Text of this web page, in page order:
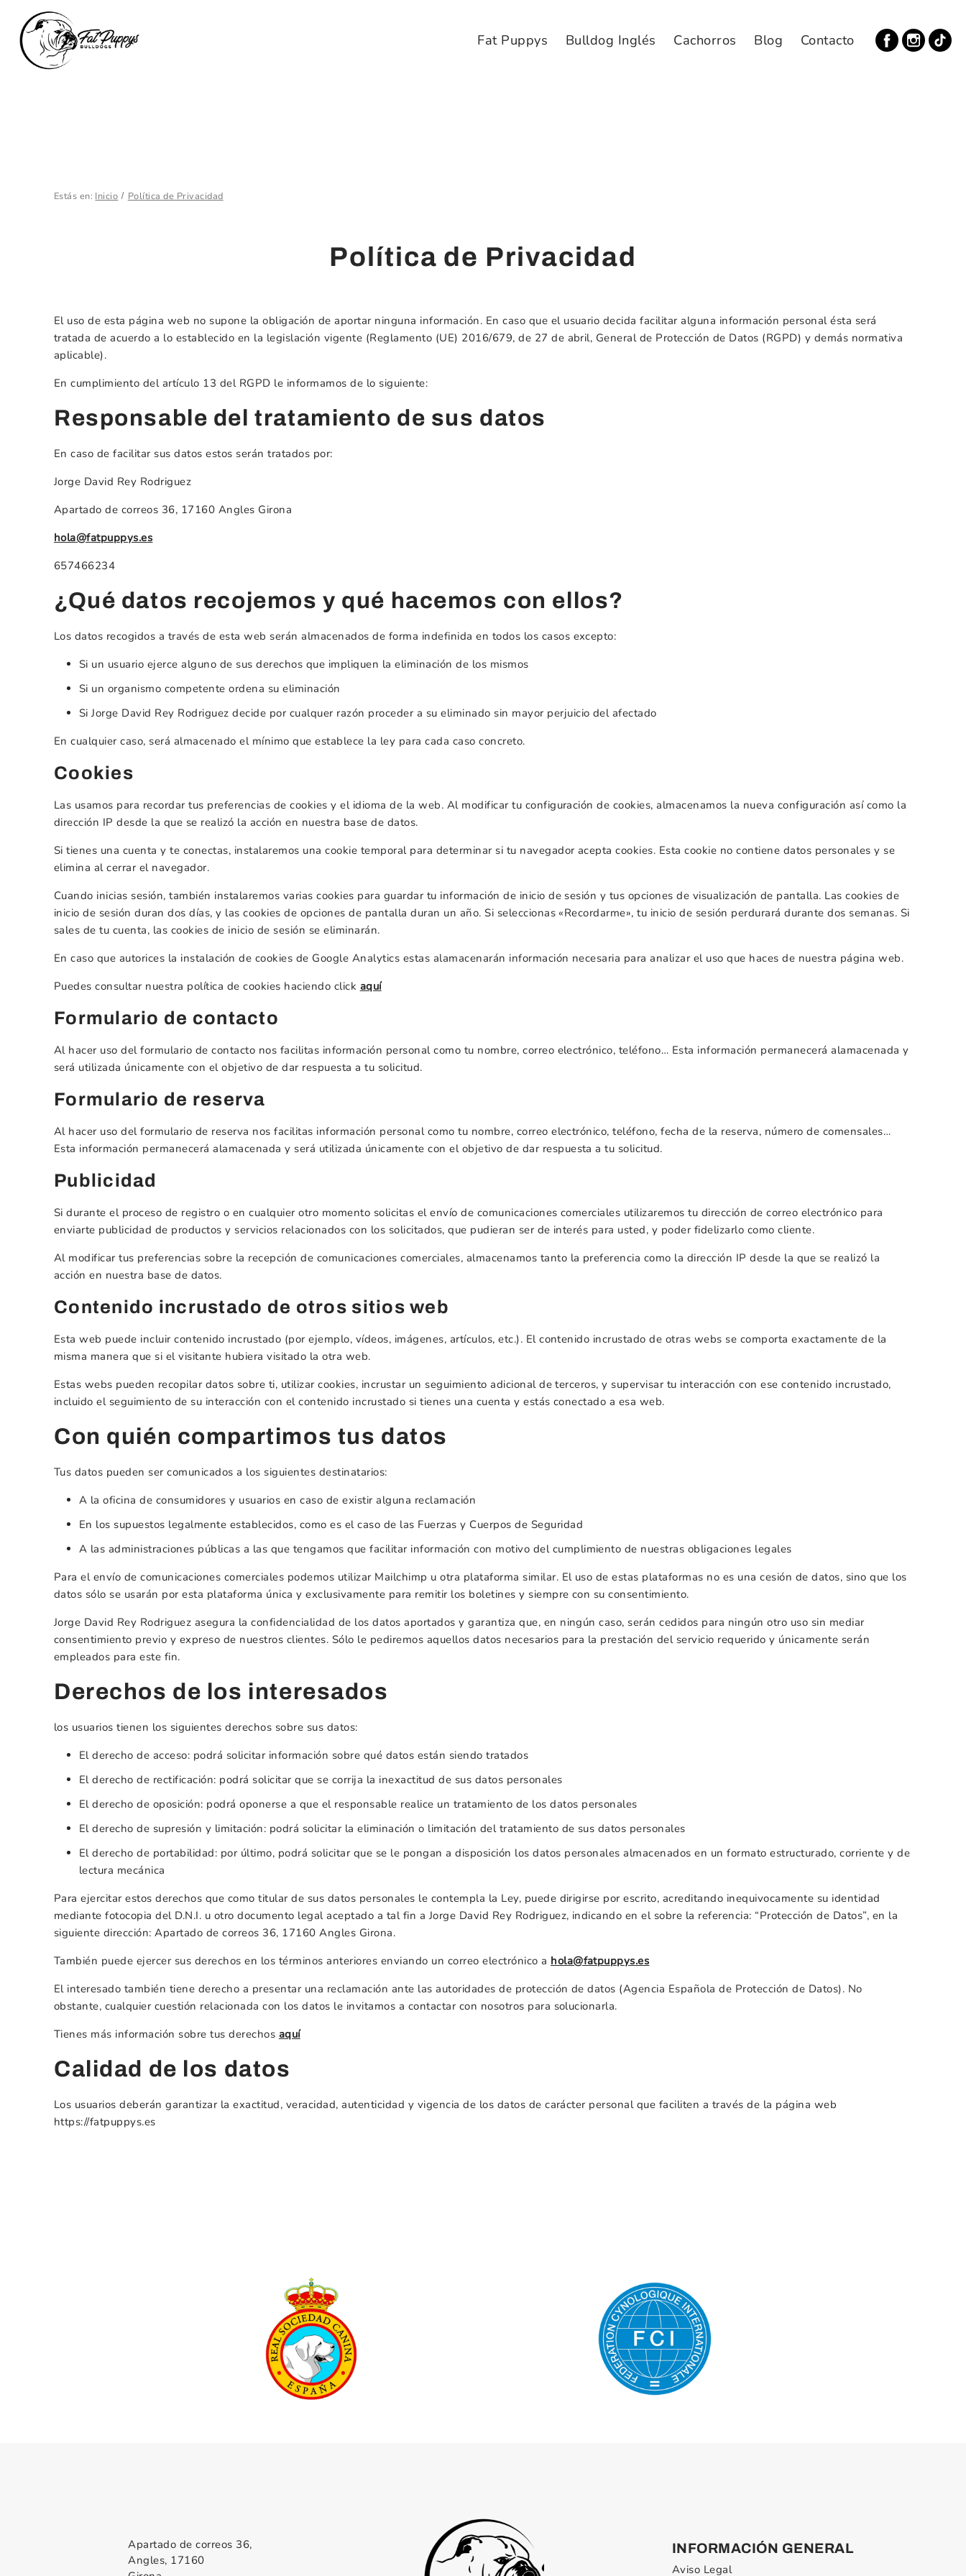
Fat Puppys Bulldog Inglés Cachorros Blog Contacto
Estás en: Inicio Política de Privacidad
Política de Privacidad
El uso de esta página web no supone la obligación de aportar ninguna información. En caso que el usuario decida facilitar alguna información personal ésta será
tratada de acuerdo a lo establecido en la legislación vigente (Reglamento (UE) 2016/679, de 27 de abril, General de Protección de Datos (RGPD) y demás normativa
aplicable).
En cumplimiento del artículo 13 del RGPD le informamos de lo siguiente:
Responsable del tratamiento de sus datos
En caso de facilitar sus datos estos serán tratados por:
Jorge David Rey Rodriguez
Apartado de correos 36, 17160 Angles Girona
hola@fatpuppys.es
657466234
¿Qué datos recojemos y qué hacemos con ellos?
Los datos recogidos a través de esta web serán almacenados de forma indefinida en todos los casos excepto:
Si un usuario ejerce alguno de sus derechos que impliquen la eliminación de los mismos
Si un organismo competente ordena su eliminación
Si Jorge David Rey Rodriguez decide por cualquer razón proceder a su eliminado sin mayor perjuicio del afectado
En cualquier caso, será almacenado el mínimo que establece la ley para cada caso concreto.
Cookies
Las usamos para recordar tus preferencias de cookies y el idioma de la web. Al modificar tu configuración de cookies, almacenamos la nueva configuración así como la
dirección IP desde la que se realizó la acción en nuestra base de datos.
Si tienes una cuenta y te conectas, instalaremos una cookie temporal para determinar si tu navegador acepta cookies. Esta cookie no contiene datos personales y se
elimina al cerrar el navegador.
Cuando inicias sesión, también instalaremos varias cookies para guardar tu información de inicio de sesión y tus opciones de visualización de pantalla. Las cookies de
inicio de sesión duran dos días, y las cookies de opciones de pantalla duran un año. Si seleccionas «Recordarme», tu inicio de sesión perdurará durante dos semanas. Si
sales de tu cuenta, las cookies de inicio de sesión se eliminarán.
En caso que autorices la instalación de cookies de Google Analytics estas alamacenarán información necesaria para analizar el uso que haces de nuestra página web.
Puedes consultar nuestra política de cookies haciendo click aquí
Formulario de contacto
Al hacer uso del formulario de contacto nos facilitas información personal como tu nombre, correo electrónico, teléfono… Esta información permanecerá alamacenada y
será utilizada únicamente con el objetivo de dar respuesta a tu solicitud.
Formulario de reserva
Al hacer uso del formulario de reserva nos facilitas información personal como tu nombre, correo electrónico, teléfono, fecha de la reserva, número de comensales…
Esta información permanecerá alamacenada y será utilizada únicamente con el objetivo de dar respuesta a tu solicitud.
Publicidad
Si durante el proceso de registro o en cualquier otro momento solicitas el envío de comunicaciones comerciales utilizaremos tu dirección de correo electrónico para
enviarte publicidad de productos y servicios relacionados con los solicitados, que pudieran ser de interés para usted, y poder fidelizarlo como cliente.
Al modificar tus preferencias sobre la recepción de comunicaciones comerciales, almacenamos tanto la preferencia como la dirección IP desde la que se realizó la
acción en nuestra base de datos.
Contenido incrustado de otros sitios web
Esta web puede incluir contenido incrustado (por ejemplo, vídeos, imágenes, artículos, etc.). El contenido incrustado de otras webs se comporta exactamente de la
misma manera que si el visitante hubiera visitado la otra web.
Estas webs pueden recopilar datos sobre ti, utilizar cookies, incrustar un seguimiento adicional de terceros, y supervisar tu interacción con ese contenido incrustado,
incluido el seguimiento de su interacción con el contenido incrustado si tienes una cuenta y estás conectado a esa web.
Con quién compartimos tus datos
Tus datos pueden ser comunicados a los siguientes destinatarios:
A la oficina de consumidores y usuarios en caso de existir alguna reclamación
En los supuestos legalmente establecidos, como es el caso de las Fuerzas y Cuerpos de Seguridad
A las administraciones públicas a las que tengamos que facilitar información con motivo del cumplimiento de nuestras obligaciones legales
Para el envío de comunicaciones comerciales podemos utilizar Mailchimp u otra plataforma similar. El uso de estas plataformas no es una cesión de datos, sino que los
datos sólo se usarán por esta plataforma única y exclusivamente para remitir los boletines y siempre con su consentimiento.
Jorge David Rey Rodriguez asegura la confidencialidad de los datos aportados y garantiza que, en ningún caso, serán cedidos para ningún otro uso sin mediar
consentimiento previo y expreso de nuestros clientes. Sólo le pediremos aquellos datos necesarios para la prestación del servicio requerido y únicamente serán
empleados para este fin.
Derechos de los interesados
los usuarios tienen los siguientes derechos sobre sus datos:
El derecho de acceso: podrá solicitar información sobre qué datos están siendo tratados
El derecho de rectificación: podrá solicitar que se corrija la inexactitud de sus datos personales
El derecho de oposición: podrá oponerse a que el responsable realice un tratamiento de los datos personales
El derecho de supresión y limitación: podrá solicitar la eliminación o limitación del tratamiento de sus datos personales
El derecho de portabilidad: por último, podrá solicitar que se le pongan a disposición los datos personales almacenados en un formato estructurado, corriente y de
lectura mecánica
Para ejercitar estos derechos que como titular de sus datos personales le contempla la Ley, puede dirigirse por escrito, acreditando inequivocamente su identidad
mediante fotocopia del D.N.I. u otro documento legal aceptado a tal fin a Jorge David Rey Rodriguez, indicando en el sobre la referencia: “Protección de Datos”, en la
siguiente dirección: Apartado de correos 36, 17160 Angles Girona.
También puede ejercer sus derechos en los términos anteriores enviando un correo electrónico a hola@fatpuppys.es
El interesado también tiene derecho a presentar una reclamación ante las autoridades de protección de datos (Agencia Española de Protección de Datos). No
obstante, cualquier cuestión relacionada con los datos le invitamos a contactar con nosotros para solucionarla.
Tienes más información sobre tus derechos aquí
Calidad de los datos
Los usuarios deberán garantizar la exactitud, veracidad, autenticidad y vigencia de los datos de carácter personal que faciliten a través de la página web
https://fatpuppys.es
Apartado de correos 36,
Angles, 17160
INFORMACIÓN GENERAL
Aviso Legal